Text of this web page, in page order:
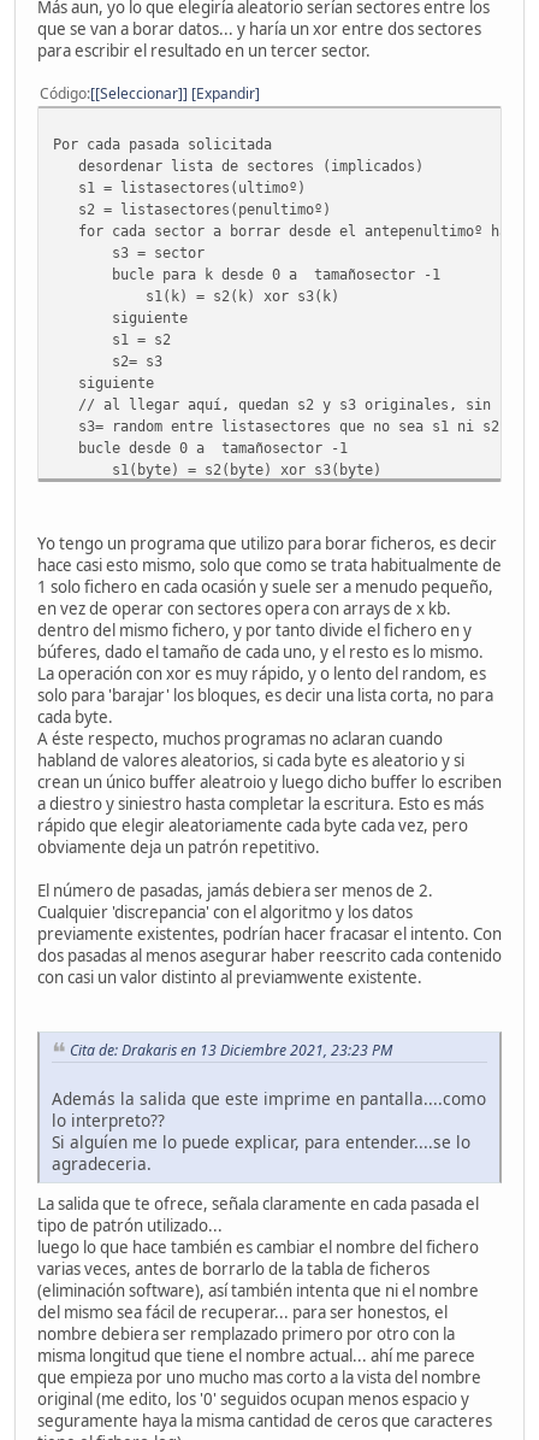
Más aun, yo lo que elegiría aleatorio serían sectores entre los
que se van a borar datos... y haría un xor entre dos sectores
para escribir el resultado en un tercer sector.
Código [Seleccionar] Expandir
Por cada pasada solicitada
desordenar lista de sectores (implicados)
s1 = listasectores(ultimoº)
s2 = listasectores(penultimoº)
for cada sector a borrar desde el antepenultimoº
s3 = sector
bucle para k desde 0 a tamañosector -1
s1(k) = s2(k) xor s3(k)
siguiente
s1 = s2
s2= s3
siguiente
// al llegar aquí, quedan s2 y s3 originales, sin
s3= random entre listasectores que no sea s1 ni s2 ni
bucle desde 0 a tamañosector -1
s1(byte) = s2(byte) xor s3(byte)
s2= s3
s3= random entre listasectores que no sea s1 ni s2 ni
bucle desde 0 a tamañosector -1
s1(byte) = s2(byte) xor s3(byte)
siguiente
s1 = s2
s2= s3
siguiente pasada
Yo tengo un programa que utilizo para borar ficheros, es decir
hace casi esto mismo, solo que como se trata habitualmente de
1 solo fichero en cada ocasión y suele ser a menudo pequeño,
en vez de operar con sectores opera con arrays de x kb.
dentro del mismo fichero, y por tanto divide el fichero en y
búferes, dado el tamaño de cada uno, y el resto es lo mismo.
La operación con xor es muy rápido, y o lento del random, es
solo para 'barajar' los bloques, es decir una lista corta, no para
cada byte.
A éste respecto, muchos programas no aclaran cuando
habland de valores aleatorios, si cada byte es aleatorio y si
crean un único buffer aleatroio y luego dicho buffer lo escriben
a diestro y siniestro hasta completar la escritura. Esto es más
rápido que elegir aleatoriamente cada byte cada vez, pero
obviamente deja un patrón repetitivo.
El número de pasadas, jamás debiera ser menos de 2.
Cualquier 'discrepancia' con el algoritmo y los datos
previamente existentes, podrían hacer fracasar el intento. Con
dos pasadas al menos asegurar haber reescrito cada contenido
con casi un valor distinto al previamwente existente.
Cita de: Drakaris en 13 Diciembre 2021, 23:23 PM
Además la salida que este imprime en pantalla....como
lo interpreto??
Si alguíen me lo puede explicar, para entender....se lo
agradeceria.
La salida que te ofrece, señala claramente en cada pasada el
tipo de patrón utilizado...
luego lo que hace también es cambiar el nombre del fichero
varias veces, antes de borrarlo de la tabla de ficheros
(eliminación software), así también intenta que ni el nombre
del mismo sea fácil de recuperar... para ser honestos, el
nombre debiera ser remplazado primero por otro con la
misma longitud que tiene el nombre actual... ahí me parece
que empieza por uno mucho mas corto a la vista del nombre
original (me edito, los '0' seguidos ocupan menos espacio y
seguramente haya la misma cantidad de ceros que caracteres